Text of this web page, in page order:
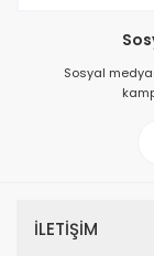
Sosyal
İLETİŞİM